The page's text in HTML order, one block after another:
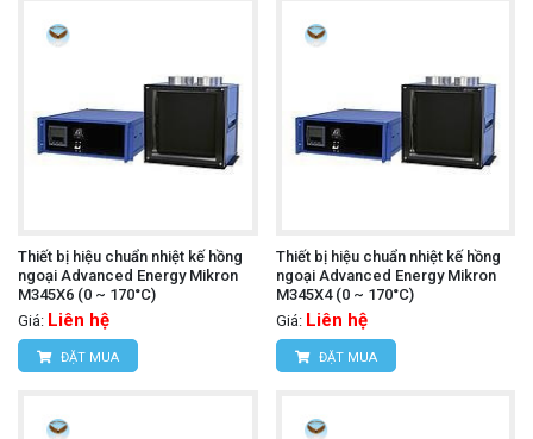
Thiết bị hiệu chuẩn nhiệt kế hồng
ngoại Advanced Energy Mikron
M345X6 (0 ~ 170°C)
Giá: Liên hệ
ĐẶT MUA
Thiết bị hiệu chuẩn nhiệt kế hồng
ngoại Advanced Energy Mikron
M345X4 (0 ~ 170°C)
Giá: Liên hệ
ĐẶT MUA